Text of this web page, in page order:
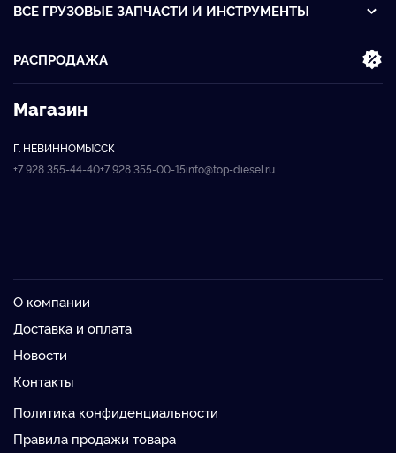
ВСЕ ГРУЗОВЫЕ ЗАПЧАСТИ И ИНСТРУМЕНТЫ
РАСПРОДАЖА
Магазин
Г. НЕВИННОМЫССК
+7 928 355-44-40+7 928 355-00-15info@top-diesel.ru
О компании
Доставка и оплата
Новости
Контакты
Политика конфиденциальности
Правила продажи товара